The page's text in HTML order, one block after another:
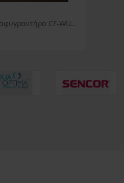
Φιλτρο hepa για αφυγραντήρα CF-WUHI-F COMFORT DEHUMIDIFIERS-AIR PURIFIERS-CF-WUHI-16lL-20L/DAY